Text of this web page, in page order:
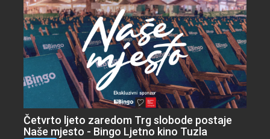
Četvrto ljeto zaredom Trg slobode postaje
Naše mjesto - Bingo Ljetno kino Tuzla